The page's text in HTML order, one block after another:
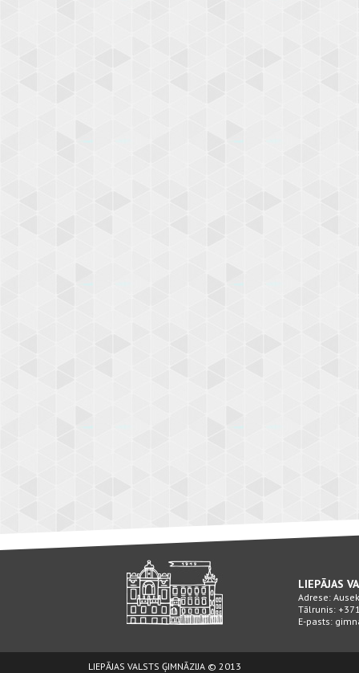
LIEPĀJAS
Adrese:
Tālrunis:
E-pasts:
LIEPĀJAS VALSTS ĢIMNĀZIJA © 2013